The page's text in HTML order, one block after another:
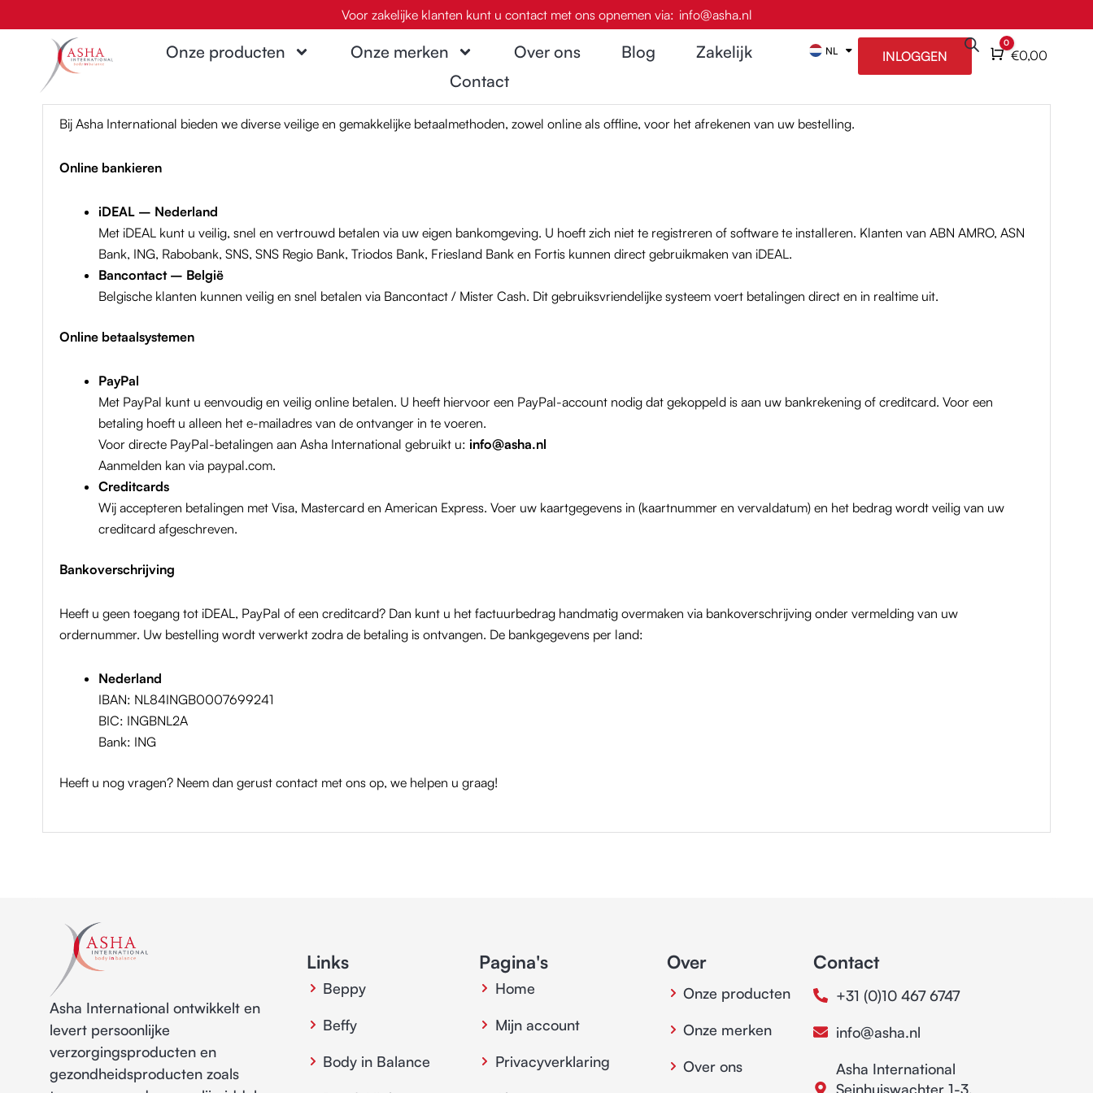
naar
Voor zakelijke klanten kunt u contact met ons opnemen via: info@asha.nl
Onze producten Onze merken Over ons Blog
Zakelijk
Contact
NL
EN INLOGGEN Winkelwagen
0
€0,00
Bij Asha International bieden we diverse veilige en gemakkelijke betaalmethoden, zowel online als offline, voor het afrekenen van uw bestelling.
Online bankieren
iDEAL – Nederland
Met iDEAL kunt u veilig, snel en vertrouwd betalen via uw eigen bankomgeving. U hoeft zich niet te registreren of software te installeren. Klanten van ABN AMRO, ASN
Bank, ING, Rabobank, SNS, SNS Regio Bank, Triodos Bank, Friesland Bank en Fortis kunnen direct gebruikmaken van iDEAL.
Bancontact – België
Belgische klanten kunnen veilig en snel betalen via Bancontact / Mister Cash. Dit gebruiksvriendelijke systeem voert betalingen direct en in realtime uit.
Online betaalsystemen
PayPal
Met PayPal kunt u eenvoudig en veilig online betalen. U heeft hiervoor een PayPal-account nodig dat gekoppeld is aan uw bankrekening of creditcard. Voor een
betaling hoeft u alleen het e-mailadres van de ontvanger in te voeren.
Voor directe PayPal-betalingen aan Asha International gebruikt u: info@asha.nl
Aanmelden kan via paypal.com.
Creditcards
Wij accepteren betalingen met Visa, Mastercard en American Express. Voer uw kaartgegevens in (kaartnummer en vervaldatum) en het bedrag wordt veilig van uw
creditcard afgeschreven.
Bankoverschrijving
Heeft u geen toegang tot iDEAL, PayPal of een creditcard? Dan kunt u het factuurbedrag handmatig overmaken via bankoverschrijving onder vermelding van uw
ordernummer. Uw bestelling wordt verwerkt zodra de betaling is ontvangen. De bankgegevens per land:
Nederland
IBAN: NL84INGB0007699241
BIC: INGBNL2A
Bank: ING
Heeft u nog vragen? Neem dan gerust contact met ons op, we helpen u graag!
Contact
+31 (0)10 467 6747
info@asha.nl
Asha International
Seinhuiswachter 1-3,
Over
Onze producten
Onze merken
Over ons
Pagina's
Home
Mijn account
Privacyverklaring
Links
Beppy
Beffy
Body in Balance
Asha International ontwikkelt en
levert persoonlijke
verzorgingsproducten en
gezondheidsproducten zoals